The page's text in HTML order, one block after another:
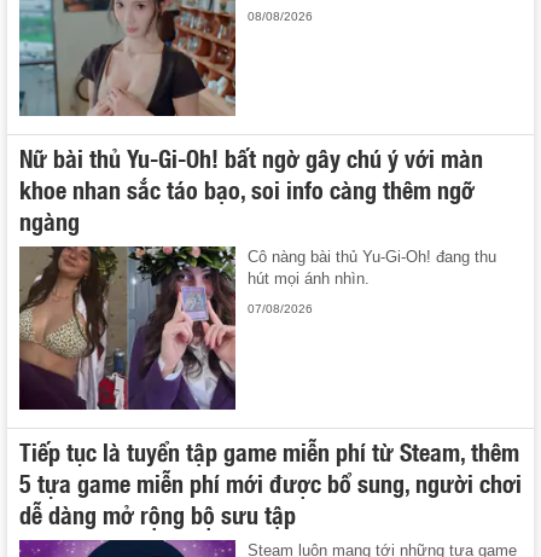
08/08/2026
Nữ bài thủ Yu-Gi-Oh! bất ngờ gây chú ý với màn
khoe nhan sắc táo bạo, soi info càng thêm ngỡ
ngàng
Cô nàng bài thủ Yu-Gi-Oh! đang thu
hút mọi ánh nhìn.
07/08/2026
Tiếp tục là tuyển tập game miễn phí từ Steam, thêm
5 tựa game miễn phí mới được bổ sung, người chơi
dễ dàng mở rộng bộ sưu tập
Steam luôn mang tới những tựa game